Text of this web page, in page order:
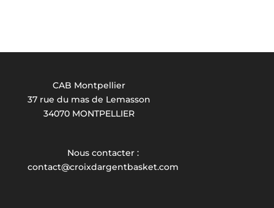
CAB Montpellier
37 rue du mas de Lemasson
34070 MONTPELLIER
Nous contacter :
contact@croixdargentbasket.com